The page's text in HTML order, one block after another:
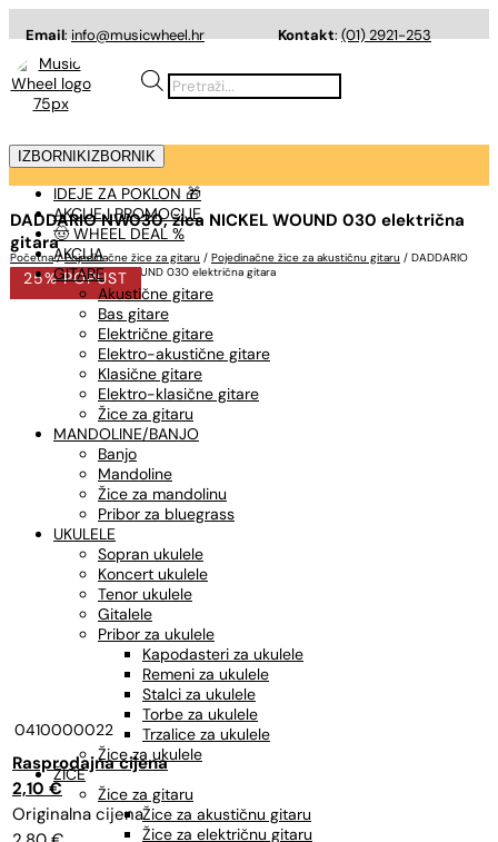
Email:info@musicwheel.hr Kontakt:(01) 2921-253
Products
search
IZBORNIK IZBORNIK
IDEJE ZA POKLON 🎁
AKCIJE I PROMOCIJE
🤠 WHEEL DEAL %
AKCIJA
GITARE
Akustične gitare
Bas gitare
Električne gitare
Elektro-akustične gitare
Klasične gitare
Elektro-klasične gitare
Žice za gitaru
MANDOLINE/BANJO
Banjo
Mandoline
Žice za mandolinu
Pribor za bluegrass
UKULELE
Sopran ukulele
Koncert ukulele
Tenor ukulele
Gitalele
Pribor za ukulele
Kapodasteri za ukulele
Remeni za ukulele
Stalci za ukulele
Torbe za ukulele
Trzalice za ukulele
Žice za ukulele
ŽICE
Žice za gitaru
Žice za akustičnu gitaru
Žice za električnu gitaru
DADDARIO NW030, žica NICKEL WOUND 030 električna
gitara
Početna/Pojedinačne žice za gitaru / Pojedinačne žice za akustičnu gitaru / DADDARIO
NW030, žica NICKEL WOUND 030 električna gitara
25% POPUST
0410000022
Izvorna
cijena
bila
2,10 €
Trenutna
cijena
je: